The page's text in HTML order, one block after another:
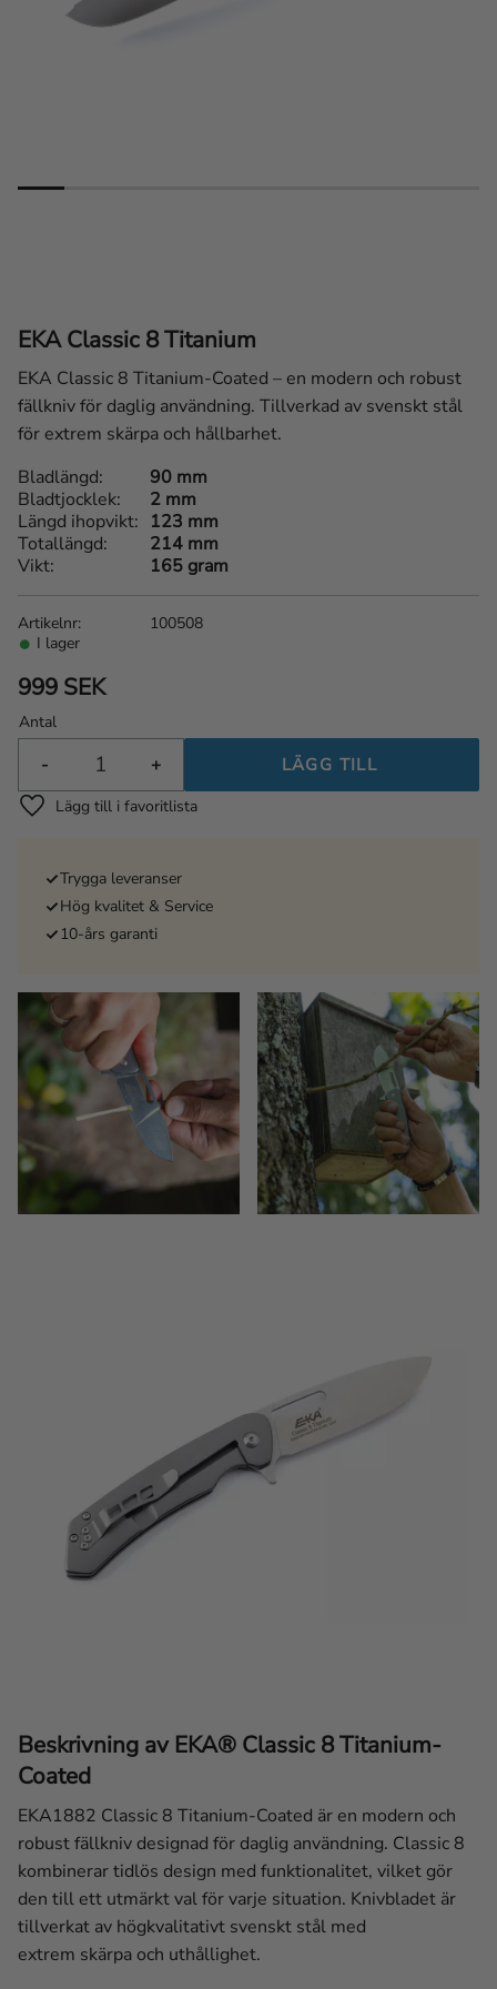
EKA Classic 8 Titanium
EKA Classic 8 Titanium-Coated – en modern och robust
fällkniv för daglig användning. Tillverkad av svenskt stål
för extrem skärpa och hållbarhet.
999 SEK
Antal
+
-
Lägg till i favoriter
I lager
Artikelnr 100508
Bladlängd
90 mm
Bladtjocklek
2 mm
Längd ihopvikt
123 mm
Totallängd
214 mm
Vikt
165 gram
Trygga leveranser
Hög kvalitet & Service
10-års garanti
Beskrivning av EKA® Classic 8 Titanium-
Coated
EKA1882 Classic 8 Titanium-Coated är en modern och
robust fällkniv designad för daglig användning. Classic 8
kombinerar tidlös design med funktionalitet, vilket gör
den till ett utmärkt val för varje situation. Knivbladet är
tillverkat av högkvalitativt svenskt stål med
extrem skärpa och uthållighet.